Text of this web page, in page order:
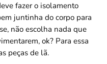
fazer o isolamento
juntinha do corpo para
não escolha nada que
ok? Para essa
peças de lã.